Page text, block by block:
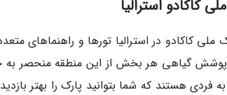
کاکادو استرالیا
ملی کاکادو در استرالیا تورها و راهنماهای
پوشش گیاهی هر بخش از این منطقه منحصر به
فردی هستند که شما بتوانید پارک را بهتر